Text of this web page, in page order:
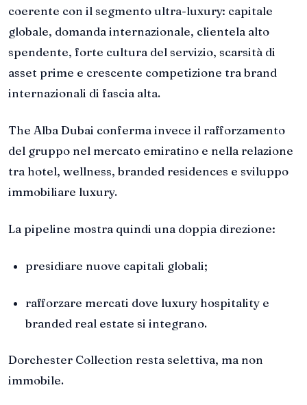
coerente con il segmento ultra-luxury: capitale
globale, domanda internazionale, clientela alto
spendente, forte cultura del servizio, scarsità di
asset prime e crescente competizione tra brand
internazionali di fascia alta.
The Alba Dubai conferma invece il rafforzamento
del gruppo nel mercato emiratino e nella relazione
tra hotel, wellness, branded residences e sviluppo
immobiliare luxury.
La pipeline mostra quindi una doppia direzione:
presidiare nuove capitali globali;
rafforzare mercati dove luxury hospitality e
branded real estate si integrano.
Dorchester Collection resta selettiva, ma non
immobile.